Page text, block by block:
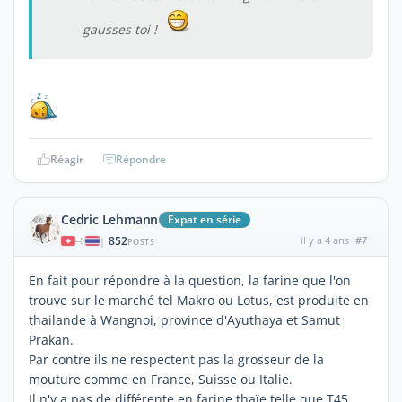
gausses toi !
Réagir Répondre
Cedric Lehmann Expat en série
| 852POSTS il y a 4 ans #7
En fait pour répondre à la question, la farine que l'on
trouve sur le marché tel Makro ou Lotus, est produite en
thailande à Wangnoi, province d'Ayuthaya et Samut
Prakan.
Par contre ils ne respectent pas la grosseur de la
mouture comme en France, Suisse ou Italie.